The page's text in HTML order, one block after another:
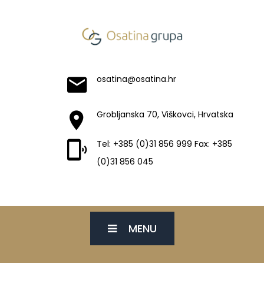
osatina@osatina.hr
Grobljanska 70, Viškovci, Hrvatska
Tel: +385 (0)31 856 999 Fax: +385
(0)31 856 045
MENU